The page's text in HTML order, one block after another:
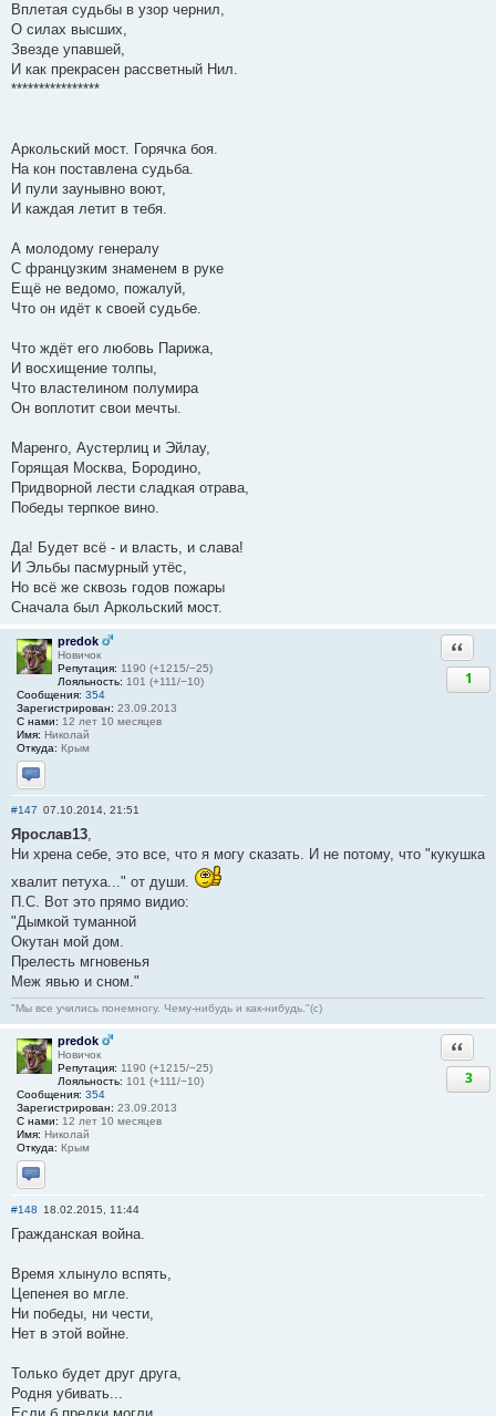
Вплетая судьбы в узор чернил,
О силах высших,
Звезде упавшей,
И как прекрасен рассветный Нил.
****************
Аркольский мост. Горячка боя.
На кон поставлена судьба.
И пули заунывно воют,
И каждая летит в тебя.
А молодому генералу
С французким знаменем в руке
Ещё не ведомо, пожалуй,
Что он идёт к своей судьбе.
Что ждёт его любовь Парижа,
И восхищение толпы,
Что властелином полумира
Он воплотит свои мечты.
Маренго, Аустерлиц и Эйлау,
Горящая Москва, Бородино,
Придворной лести сладкая отрава,
Победы терпкое вино.
Да! Будет всё - и власть, и слава!
И Эльбы пасмурный утёс,
Но всё же сквозь годов пожары
Сначала был Аркольский мост.
predok
Новичок
Репутация: 1190 (+1215/−25)
Лояльность: 101 (+111/−10)
Сообщения: 354
Зарегистрирован: 23.09.2013
С нами: 12 лет 10 месяцев
Имя: Николай
Откуда: Крым
Отправить личное сообщение
1
#147 07.10.2014, 21:51
Ярослав13,
Ни хрена себе, это все, что я могу сказать. И не потому, что "кукушка
хвалит петуха..." от души.
П.С. Вот это прямо видио:
"Дымкой туманной
Окутан мой дом.
Прелесть мгновенья
Меж явью и сном."
"Мы все учились понемногу. Чему-нибудь и как-нибудь."(с)
predok
Новичок
Репутация: 1190 (+1215/−25)
Лояльность: 101 (+111/−10)
Сообщения: 354
Зарегистрирован: 23.09.2013
С нами: 12 лет 10 месяцев
Имя: Николай
Откуда: Крым
Отправить личное сообщение
3
#148 18.02.2015, 11:44
Гражданская война.
Время хлынуло вспять,
Цепенея во мгле.
Ни победы, ни чести,
Нет в этой войне.
Только будет друг друга,
Родня убивать...